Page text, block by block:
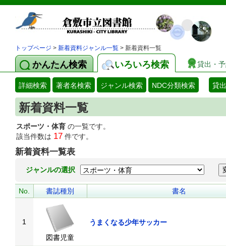
トップページ > 新着資料ジャンル一覧 > 新着資料一覧
かんたん検索 いろいろ検索 貸出・
詳細検索 著者名検索 ジャンル検索 NDC分類検索 貸
新着資料一覧
スポーツ・体育 の一覧です。
該当件数は 17 件です。
新着資料一覧表
ジャンルの選択
No. 書誌種別 書名
1
図書児童
うまくなる少年サッカー